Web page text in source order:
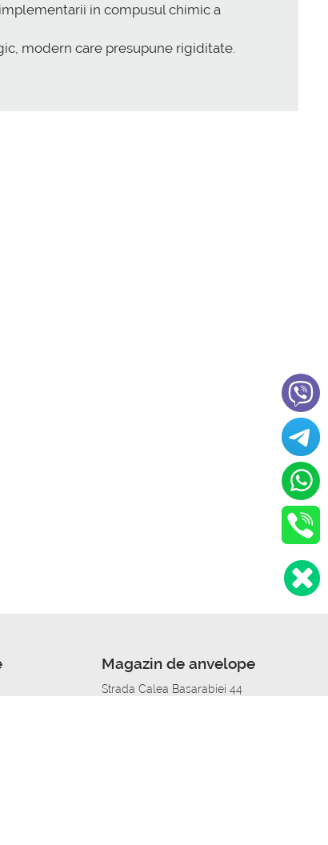
in compusul chimic a
modern care presupune rigiditate.
Magazin de anvelope
Strada Calea Basarabiei 44